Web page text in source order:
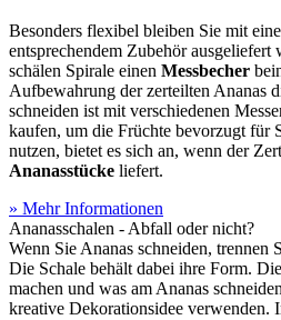
Besonders flexibel bleiben Sie mit
entsprechendem Zubehör
schälen Spirale einen Messbecher
Aufbewahrung der zerteilten Ananas
schneiden ist mit verschiedenen
kaufen, um die Früchte bevorzugt für
nutzen, bietet es sich an, wenn der
Ananasstücke liefert.
» Mehr Informationen
Ananasschalen - Abfall oder nicht?
Wenn Sie Ananas schneiden, trennen
Die Schale behält dabei ihre Form.
machen und was am Ananas
kreative Dekorationsidee verwenden.